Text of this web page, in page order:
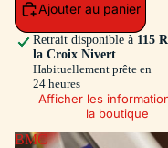
Ajouter au panier
Retrait disponible à 115
la Croix Nivert
Habituellement prête en
24 heures
Afficher les
la boutique
BMC